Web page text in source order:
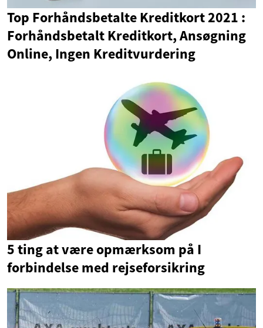
Top Forhåndsbetalte Kreditkort 2021 :
Forhåndsbetalt Kreditkort, Ansøgning
Online, Ingen Kreditvurdering
5 ting at være opmærksom på I
forbindelse med rejseforsikring